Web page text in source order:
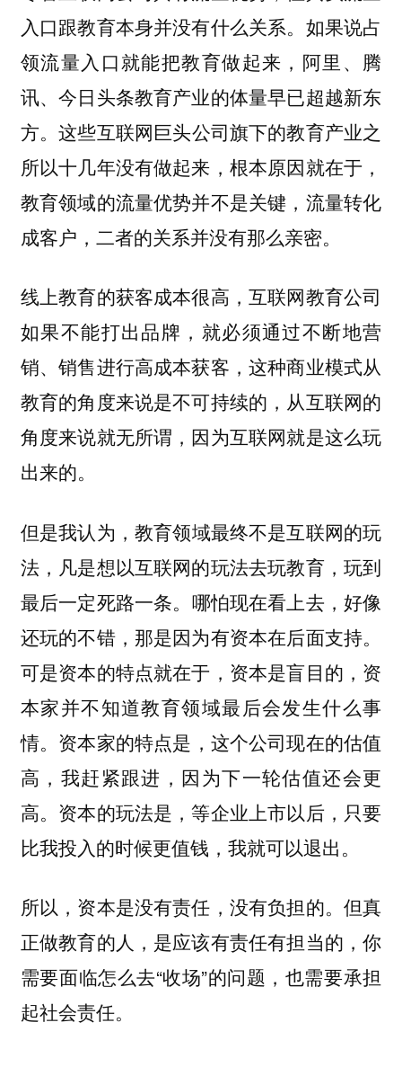
入口跟教育本身并没有什么关系。如果说占
领流量入口就能把教育做起来，阿里、腾
讯、今日头条教育产业的体量早已超越新东
方。这些互联网巨头公司旗下的教育产业之
所以十几年没有做起来，根本原因就在于，
教育领域的流量优势并不是关键，流量转化
成客户，二者的关系并没有那么亲密。
线上教育的获客成本很高，互联网教育公司
如果不能打出品牌，就必须通过不断地营
销、销售进行高成本获客，这种商业模式从
教育的角度来说是不可持续的，从互联网的
角度来说就无所谓，因为互联网就是这么玩
出来的。
但是我认为， 教育领域最终不是互联网的玩
法，凡是想以互联网的玩法去玩教育，玩到
最后一定死路一条。 哪怕现在看上去，好像
还玩的不错，那是因为有资本在后面支持。
可是资本的特点就在于，资本是盲目的，资
本家并不知道教育领域最后会发生什么事
情。 资本家的特点是，这个公司现在的估值
高，我赶紧跟进，因为下一轮估值还会更
高。资本的玩法是，等企业上市以后，只要
比我投入的时候更值钱，我就可以退出。
所以，资本是没有责任，没有负担的。但真
正做教育的人，是应该有责任有担当的，你
需要面临怎么去“收场”的问题，也需要承担
起社会责任。